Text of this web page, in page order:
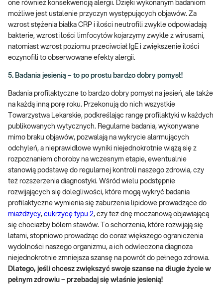
one również konsekwencją alergii. Dzięki wykonanym badaniom
możliwe jest ustalenie przyczyn występujących objawów. Za
wzrost stężenia białka CRP i ilości neutrofili zwykle odpowiadają
bakterie, wzrost ilości limfocytów kojarzymy zwykle z wirusami,
natomiast wzrost poziomu przeciwciał IgE i zwiększenie ilości
eozynofili to obserwowane efekty alergii.
5. Badania jesienią – to po prostu bardzo dobry pomysł!
Badania profilaktyczne to bardzo dobry pomysł na jesień, ale także
na każdą inną porę roku. Przekonują do nich wszystkie
Towarzystwa Lekarskie, podkreślając rangę profilaktyki w każdych
publikowanych wytycznych. Regularne badania, wykonywane
mimo braku objawów, pozwalają na wykrycie alarmujących
odchyleń, a nieprawidłowe wyniki niejednokrotnie wiążą się z
rozpoznaniem choroby na wczesnym etapie, ewentualnie
stanowią podstawę do regularnej kontroli naszego zdrowia, czy
też rozszerzenia diagnostyki. Wśród wielu podstępnie
rozwijających się dolegliwości, które mogą wykryć badania
profilaktyczne wymienia się zaburzenia lipidowe prowadzące do
miażdżycy, cukrzycę typu 2, czy też dnę moczanową objawiającą
się chociażby bólem stawów. To schorzenia, które rozwijają się
latami, stopniowo prowadząc do coraz większego ograniczenia
wydolności naszego organizmu, a ich odwleczona diagnoza
niejednokrotnie zmniejsza szansę na powrót do pełnego zdrowia.
Dlatego, jeśli chcesz zwiększyć swoje szanse na długie życie w
pełnym zdrowiu – przebadaj się właśnie jesienią!